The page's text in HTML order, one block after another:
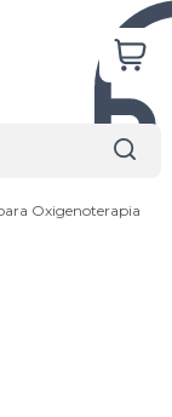
Oxigenoterapia